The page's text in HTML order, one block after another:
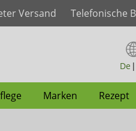
Versand Telefonische
De |
Marken Rezept